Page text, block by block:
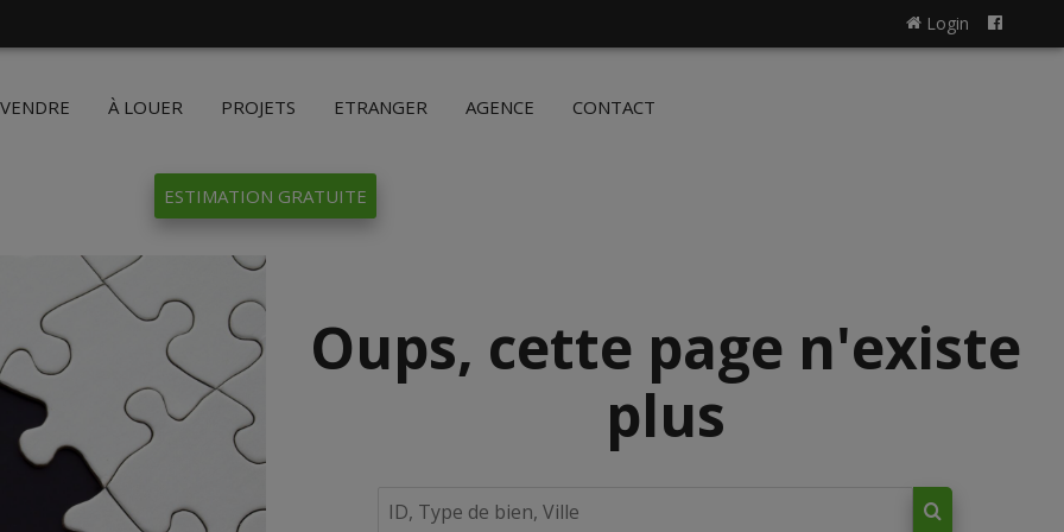
Login
À LOUER PROJETS ETRANGER AGENCE CONTACT
ESTIMATION GRATUITE
Oups, cette page n'existe
plus